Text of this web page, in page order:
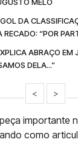
DA
“POR
ABRAÇO EM
DELA...”
< >
importante
como